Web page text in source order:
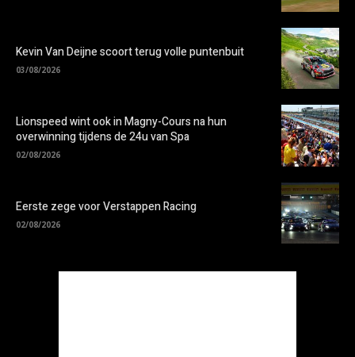
Kevin Van Deijne scoort terug volle puntenbuit
03/08/2026
Lionspeed wint ook in Magny-Cours na hun
overwinning tijdens de 24u van Spa
02/08/2026
Eerste zege voor Verstappen Racing
02/08/2026